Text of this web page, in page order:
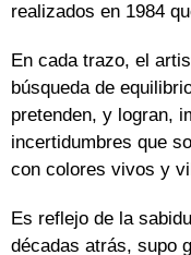
realizados en 1984
En cada trazo, el
búsqueda de
pretenden, y logran,
incertidumbres que
con colores vivos y
Es reflejo de la
décadas atrás, supo